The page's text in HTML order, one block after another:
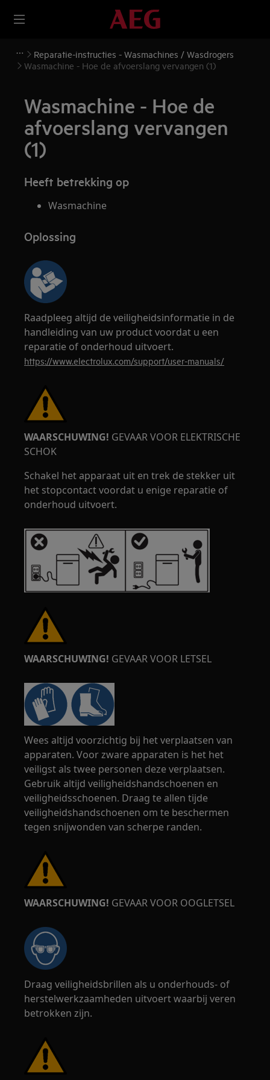
Reparatie-instructies - Wasmachines / Wasdrogers
Wasmachine - Hoe de afvoerslang vervangen (1)
Wasmachine - Hoe de
afvoerslang vervangen
(1)
Heeft betrekking op
Wasmachine
Oplossing
Raadpleeg altijd de veiligheidsinformatie in de
handleiding van uw product voordat u een
reparatie of onderhoud uitvoert.
https://www.electrolux.com/support/user-manuals/
WAARSCHUWING! GEVAAR VOOR ELEKTRISCHE
SCHOK
Schakel het apparaat uit en trek de stekker uit
het stopcontact voordat u enige reparatie of
onderhoud uitvoert.
WAARSCHUWING! GEVAAR VOOR LETSEL
Wees altijd voorzichtig bij het verplaatsen van
apparaten. Voor zware apparaten is het het
veiligst als twee personen deze verplaatsen.
Gebruik altijd veiligheidshandschoenen en
veiligheidsschoenen. Draag te allen tijde
veiligheidshandschoenen om te beschermen
tegen snijwonden van scherpe randen.
WAARSCHUWING! GEVAAR VOOR OOGLETSEL
Draag veiligheidsbrillen als u onderhouds- of
herstelwerkzaamheden uitvoert waarbij veren
betrokken zijn.